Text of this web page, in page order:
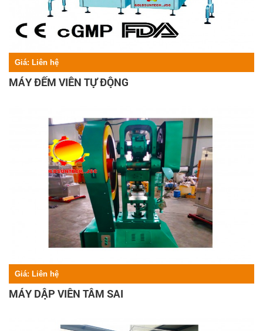
Giá: Liên hệ
MÁY ĐẾM VIÊN TỰ ĐỘNG
Giá: Liên hệ
MÁY DẬP VIÊN TÂM SAI